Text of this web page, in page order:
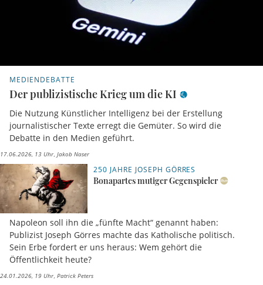
MEDIENDEBATTE
Der publizistische Krieg um die KI
Die Nutzung Künstlicher Intelligenz bei der Erstellung
journalistischer Texte erregt die Gemüter. So wird die
Debatte in den Medien geführt.
17.06.2026, 13 Uhr Jakob Naser
250 JAHRE JOSEPH GÖRRES
Bonapartes mutiger Gegenspieler
Napoleon soll ihn die „fünfte Macht“ genannt haben:
Publizist Joseph Görres machte das Katholische politisch.
Sein Erbe fordert er uns heraus: Wem gehört die
Öffentlichkeit heute?
24.01.2026, 19 Uhr Patrick Peters